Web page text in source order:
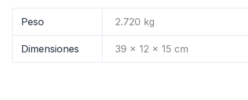
Peso 2.720 kg
Dimensiones 39 × 12 × 15 cm